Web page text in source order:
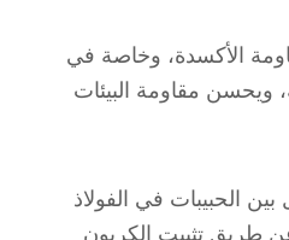
الأكسدة، وخاصة في
ويحسن مقاومة البيئات
بين الحبيبات في الفولاذ
طريق تثبيت الكربون